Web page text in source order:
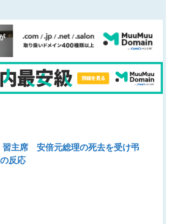
習主席 安倍元総理の死去を受け弔
反応